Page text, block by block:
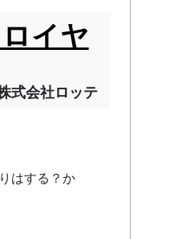
イヤ
式会社ロッテ
はする？か